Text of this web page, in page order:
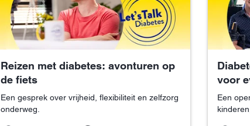
Reizen met diabetes: avonturen op
de fiets
Een gesprek over vrijheid, flexibiliteit en zelfzorg
onderweg.
voor
Een